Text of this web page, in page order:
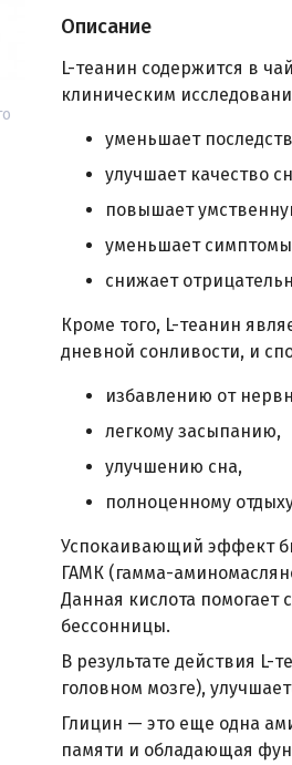
Описание
L-теанин содержится в
клиническим
уменьшает
улучшает качество
повышает
уменьшает
снижает
Кроме того, L-теанин
дневной сонливости, и
избавлению от
легкому засыпанию,
улучшению сна,
полноценному
Успокаивающий эффект
ГАМК (гамма-
Данная кислота помогает
бессонницы.
В результате действия
головном мозге),
Глицин — это еще одна
памяти и обладающая